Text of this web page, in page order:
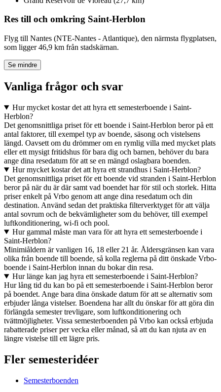
Res till och omkring Saint-Herblon
Flyg till Nantes (NTE-Nantes - Atlantique), den närmsta flygplatsen,
som ligger 46,9 km från stadskärnan.
Se mindre
Vanliga frågor och svar
Hur mycket kostar det att hyra ett semesterboende i Saint-
Herblon?
Det genomsnittliga priset för ett boende i Saint-Herblon beror på ett
antal faktorer, till exempel typ av boende, säsong och vistelsens
längd. Oavsett om du drömmer om en rymlig villa med mycket plats
eller ett mysigt fritidshus för bara dig och barnen, behöver du bara
ange dina resedatum för att se en mängd oslagbara boenden.
Hur mycket kostar det att hyra ett strandhus i Saint-Herblon?
Det genomsnittliga priset för ett boende vid stranden i Saint-Herblon
beror på när du är där samt vad boendet har för stil och storlek. Hitta
priser enkelt på Vrbo genom att ange dina resedatum och din
destination. Använd sedan det praktiska filterverktyget för att välja
antal sovrum och de bekvämligheter som du behöver, till exempel
luftkonditionering, wi-fi och pool.
Hur gammal måste man vara för att hyra ett semesterboende i
Saint-Herblon?
Minimiåldern är vanligen 16, 18 eller 21 år. Åldersgränsen kan vara
olika från boende till boende, så kolla reglerna på ditt önskade Vrbo-
boende i Saint-Herblon innan du bokar din resa.
Hur länge kan jag hyra ett semesterboende i Saint-Herblon?
Hur lång tid du kan bo på ett semesterboende i Saint-Herblon beror
på boendet. Ange bara dina önskade datum för att se alternativ som
erbjuder långa vistelser. Boendena har allt du önskar för att göra din
förlängda semester trevligare, som luftkonditionering och
tvättmöjligheter. Vissa semesterboenden på Vrbo kan också erbjuda
rabatterade priser per vecka eller månad, så att du kan njuta av en
längre vistelse till ett lägre pris.
Fler semesteridéer
Semesterboenden